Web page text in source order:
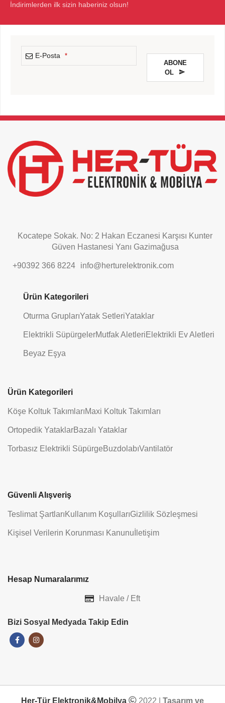
İndirimlerden ilk sizin haberiniz olsun!
E-Posta *
ABONE
OL
field
left
blank
Kocatepe Sokak. No: 2 Hakan Eczanesi Karşısı Kunter
Güven Hastanesi Yanı Gazimağusa
+90392 366 8224 info@herturelektronik.com
Ürün Kategorileri
Oturma GruplarıYatak SetleriYataklar
Elektrikli SüpürgelerMutfak AletleriElektrikli Ev Aletleri
Beyaz Eşya
Ürün Kategorileri
Köşe Koltuk TakımlarıMaxi Koltuk Takımları
Ortopedik YataklarBazalı Yataklar
Torbasız Elektrikli SüpürgeBuzdolabıVantilatör
Güvenli Alışveriş
Teslimat ŞartlarıKullanım KoşullarıGizlilik Sözleşmesi
Kişisel Verilerin Korunması Kanunu İletişim
Hesap Numaralarımız
Havale / Eft
Bizi Sosyal Medyada Takip Edin
Her-Tür Elektronik&Mobilya 2022 | Tasarım ve